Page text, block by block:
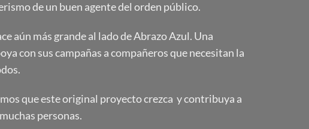
de un buen agente del orden público.
aún más grande al lado de Abrazo Azul. Una
con sus campañas a compañeros que necesitan la
que este original proyecto crezca y contribuya a
personas.